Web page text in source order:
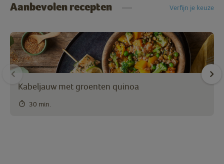
Aanbevolen recepten Verfijn je keuze
Kabeljauw met groenten quinoa
30 min.